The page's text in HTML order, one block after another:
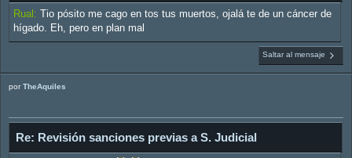
Rual: Tio pósito me cago en tos tus muertos, ojalá te de un cáncer de
hígado. Eh, pero en plan mal
Saltar al mensaje
porTheAquiles
Re: Revisión sanciones previas a S. Judicial